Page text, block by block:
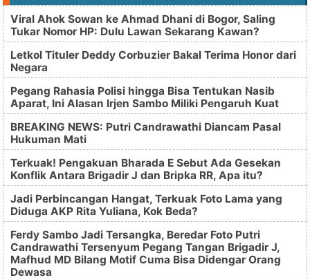
Viral Ahok Sowan ke Ahmad Dhani di Bogor, Saling
Tukar Nomor HP: Dulu Lawan Sekarang Kawan?
Letkol Tituler Deddy Corbuzier Bakal Terima Honor dari
Negara
Pegang Rahasia Polisi hingga Bisa Tentukan Nasib
Aparat, Ini Alasan Irjen Sambo Miliki Pengaruh Kuat
BREAKING NEWS: Putri Candrawathi Diancam Pasal
Hukuman Mati
Terkuak! Pengakuan Bharada E Sebut Ada Gesekan
Konflik Antara Brigadir J dan Bripka RR, Apa itu?
Jadi Perbincangan Hangat, Terkuak Foto Lama yang
Diduga AKP Rita Yuliana, Kok Beda?
Ferdy Sambo Jadi Tersangka, Beredar Foto Putri
Candrawathi Tersenyum Pegang Tangan Brigadir J,
Mafhud MD Bilang Motif Cuma Bisa Didengar Orang
Dewasa